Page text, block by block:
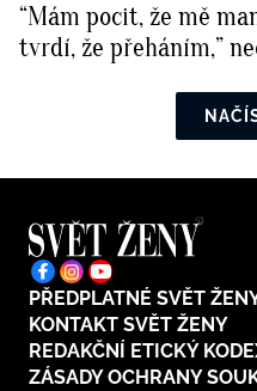
“Mám pocit, že mě
tvrdí, že přeháním,”
PŘEDPLATNÉ SVĚT
KONTAKT SVĚT ŽENY
REDAKČNÍ ETICKÝ
ZÁSADY OCHRANY